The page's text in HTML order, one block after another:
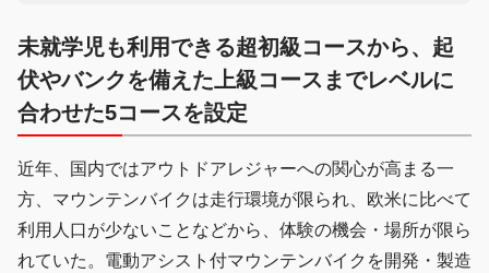
未就学児も利用できる超初級コースから、起
伏やバンクを備えた上級コースまでレベルに
合わせた5コースを設定
近年、国内ではアウトドアレジャーへの関心が高まる一
方、マウンテンバイクは走行環境が限られ、欧米に比べて
利用人口が少ないことなどから、体験の機会・場所が限ら
れていた。電動アシスト付マウンテンバイクを開発・製造